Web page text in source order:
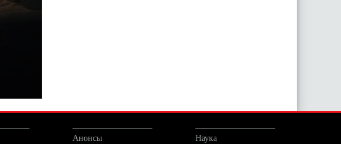
Анонсы
Наука